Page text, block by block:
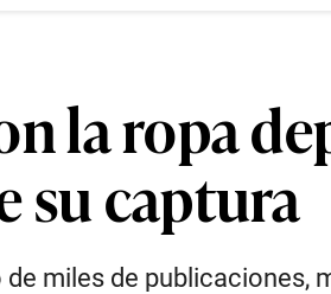
la ropa
su captura
miles de publicaciones,